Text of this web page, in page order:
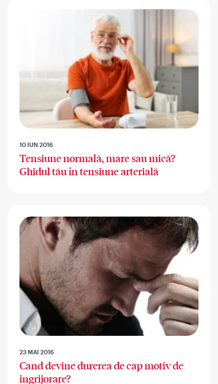
10 IUN 2016
Tensiune normală, mare sau mică?
Ghidul tău în tensiune arterială
23 MAI 2016
Cand devine durerea de cap motiv de
ingrijorare?